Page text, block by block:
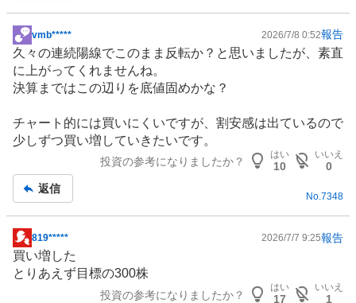
掲
示
板
記
vmb***** 2026/7/8 0:52報告
久々の連続陽線でこのまま反転か？と思いましたが、素直
に上がってくれませんね。
決算まではこの辺りを底値固めかな？
チャート的には買いにくいですが、割安感は出ているので
少しずつ買い増していきたいです。
投資の参考になりましたか？
はい
10
いいえ
0
返信
No.7348
掲
示
板
819***** 2026/7/7 9:25報告
買い増した
とりあえず目標の300株
投資の参考になりましたか？
はい
17
いいえ
1